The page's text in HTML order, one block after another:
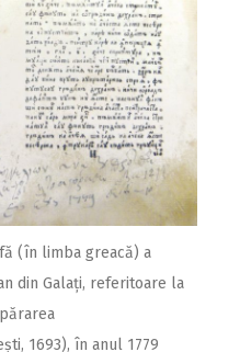
(în limba greacă) a
din Galați, referitoare la
1693), în anul 1779